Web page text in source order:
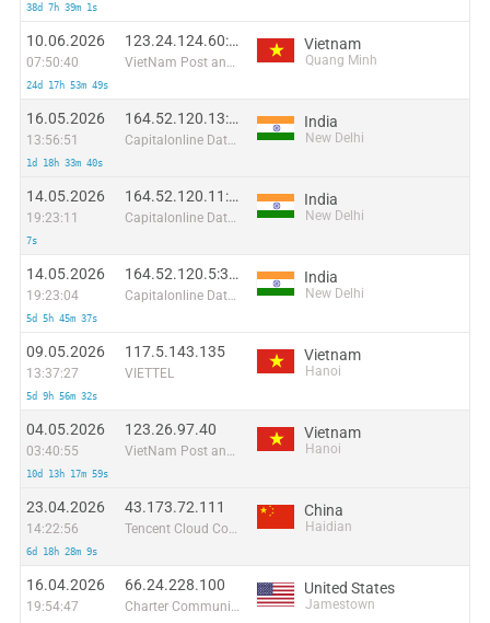
38d 7h 39m 1s
10.06.2026
07:50:40
24d 17h 53m 49s
123.24.124.60:57289
VietNam Post and Telecom Corporation
Vietnam
Quang Minh
16.05.2026
13:56:51
1d 18h 33m 40s
164.52.120.13:29077
Capitalonline Data Service (HK) Co
India
New Delhi
14.05.2026
19:23:11
7s
164.52.120.11:51952
Capitalonline Data Service (HK) Co
India
New Delhi
14.05.2026
19:23:04
5d 5h 45m 37s
164.52.120.5:31297
Capitalonline Data Service (HK) Co
India
New Delhi
09.05.2026
13:37:27
5d 9h 56m 32s
117.5.143.135
VIETTEL
Vietnam
Hanoi
04.05.2026
03:40:55
10d 13h 17m 59s
123.26.97.40
VietNam Post and Telecom Corporation
Vietnam
Hanoi
23.04.2026
14:22:56
6d 18h 28m 9s
43.173.72.111
Tencent Cloud Computing (Beijing) Co
China
Haidian
16.04.2026
19:54:47
66.24.228.100
Charter Communications Inc
United States
Jamestown